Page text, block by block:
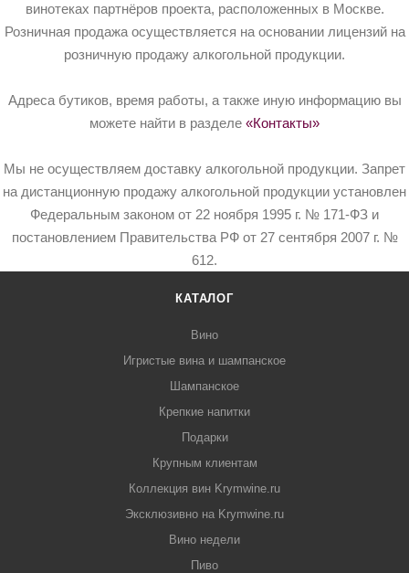
винотеках партнёров проекта, расположенных в Москве.
Розничная продажа осуществляется на основании лицензий на
розничную продажу алкогольной продукции.
Адреса бутиков, время работы, а также иную информацию вы
можете найти в разделе «Контакты»
Мы не осуществляем доставку алкогольной продукции. Запрет
на дистанционную продажу алкогольной продукции установлен
Федеральным законом от 22 ноября 1995 г. № 171-ФЗ и
постановлением Правительства РФ от 27 сентября 2007 г. №
612.
КАТАЛОГ
Вино
Игристые вина и шампанское
Шампанское
Крепкие напитки
Подарки
Крупным клиентам
Коллекция вин Krymwine.ru
Эксклюзивно на Krymwine.ru
Вино недели
Пиво